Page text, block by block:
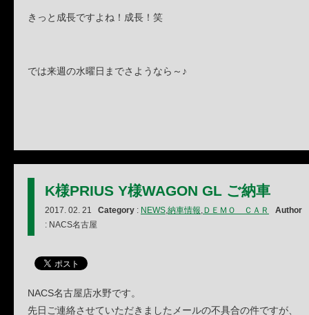
きっと成長ですよね！成長！笑
では来週の水曜日までさようなら～♪
K様PRIUS Y様WAGON GL ご納車
2017. 02. 21 Category : NEWS,納車情報,ＤＥＭＯ ＣＡＲ
Author
: NACS名古屋
NACS名古屋店水野です。
先日ご連絡させていただきましたメールの不具合の件ですが、